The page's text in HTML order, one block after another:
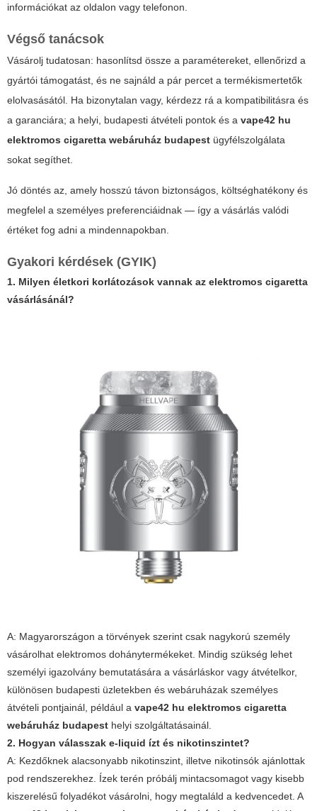
információkat az oldalon vagy telefonon.
Végső tanácsok
Vásárolj tudatosan: hasonlítsd össze a paramétereket, ellenőrizd a
gyártói támogatást, és ne sajnáld a pár percet a termékismertetők
elolvasásától. Ha bizonytalan vagy, kérdezz rá a kompatibilitásra és
a garanciára; a helyi, budapesti átvételi pontok és a vape42 hu
elektromos cigaretta webáruház budapest ügyfélszolgálata
sokat segíthet.
Jó döntés az, amely hosszú távon biztonságos, költséghatékony és
megfelel a személyes preferenciáidnak — így a vásárlás valódi
értéket fog adni a mindennapokban.
Gyakori kérdések (GYIK)
1. Milyen életkori korlátozások vannak az elektromos cigaretta
vásárlásánál?
A: Magyarországon a törvények szerint csak nagykorú személy
vásárolhat elektromos dohánytermékeket. Mindig szükség lehet
személyi igazolvány bemutatására a vásárláskor vagy átvételkor,
különösen budapesti üzletekben és webáruházak személyes
átvételi pontjainál, például a vape42 hu elektromos cigaretta
webáruház budapest helyi szolgáltatásainál.
2. Hogyan válasszak e-liquid ízt és nikotinszintet?
A: Kezdőknek alacsonyabb nikotinszint, illetve nikotinsók ajánlottak
pod rendszerekhez. Ízek terén próbálj mintacsomagot vagy kisebb
kiszerelésű folyadékot vásárolni, hogy megtaláld a kedvencedet. A